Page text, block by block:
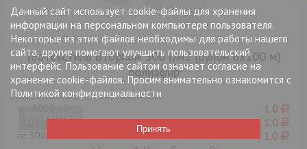
ФИЛЬТР
Геотекстиль Вторком 300 г/м2 (рулон 6х100 м)
полиэфир
до 1000 м2 1.0
1001 — 3000 1.0
от3001 1.0
Данный сайт использует cookie-файлы для хранения
информации на персональном компьютере пользователя.
Некоторые из этих файлов необходимы для работы нашего
сайта, другие помогают улучшить пользовательский
интерфейс. Пользование сайтом означает согласие на
хранение cookie-файлов. Просим внимательно ознакомится с
Политикой конфиденциальности